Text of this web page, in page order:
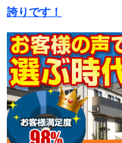
誇りです！